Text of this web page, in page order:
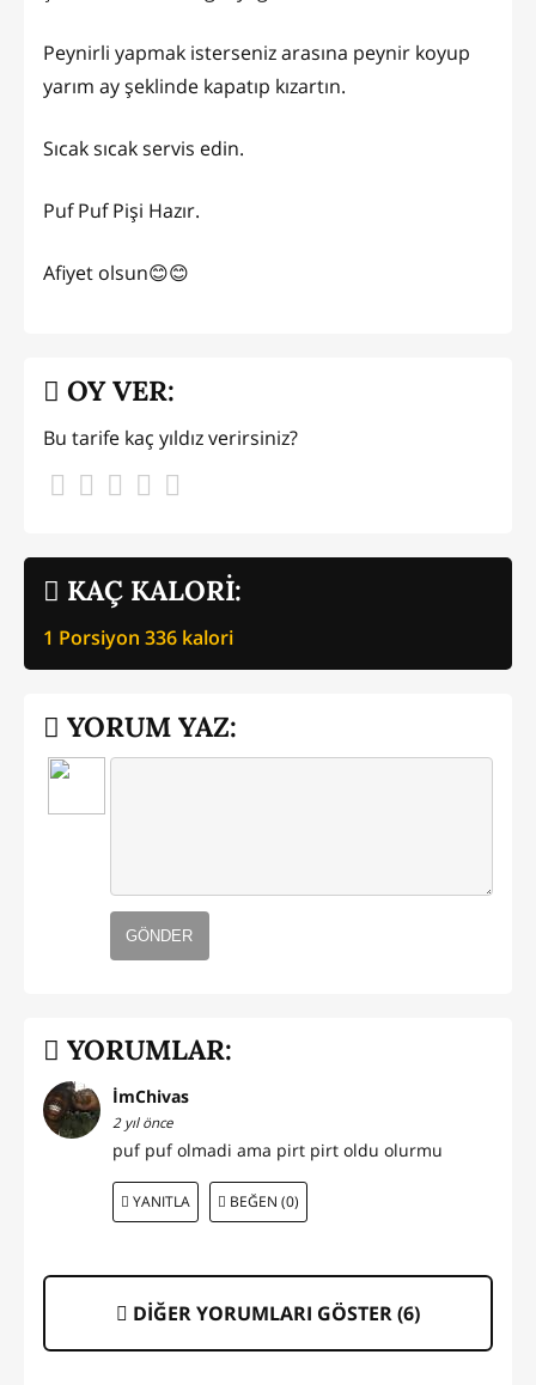
Peynirli yapmak isterseniz arasına peynir koyup
yarım ay şeklinde kapatıp kızartın.
Sıcak sıcak servis edin.
Puf Puf Pişi Hazır.
Afiyet olsun😊😊
KAÇ KALORİ:
1 Porsiyon 336 kalori
OY VER:
Bu tarife kaç yıldız verirsiniz?
YORUM YAZ:
GÖNDER
YORUMLAR:
İmChivas
2 yıl önce
puf puf olmadi ama pirt pirt oldu olurmu
YANITLA BEĞEN (0)
DİĞER YORUMLARI GÖSTER (6)